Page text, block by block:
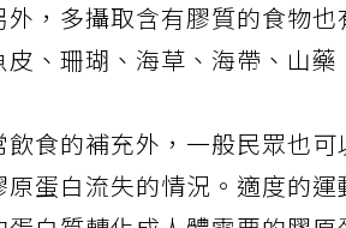
外，多攝取含有膠質的食物
皮、珊瑚、海草、海帶、山
飲食的補充外，一般民眾也
原蛋白流失的情況。適度的